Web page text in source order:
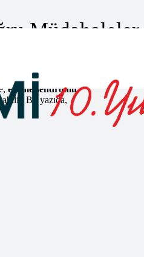
Müdahaleler
tür yaralanmalar,
ezilme sendromu
Bu yazıda,